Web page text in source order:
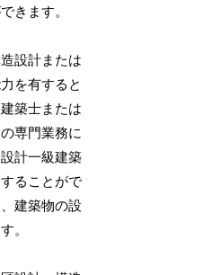
きます。
設計または
を有すると
築士または
専門業務に
計一級建築
ることがで
建築物の設
。